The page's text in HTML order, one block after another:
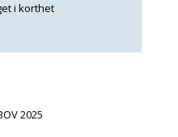
i korthet
2025